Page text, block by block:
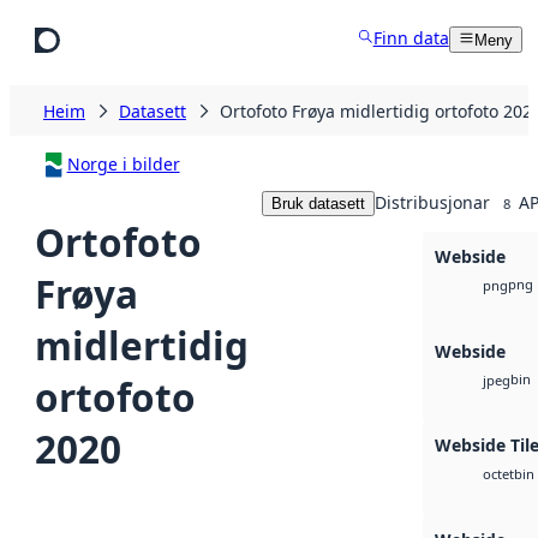
Finn data Meny
Heim Datasett Ortofoto Frøya midlertidig ortofoto
Norge i bilder
Ortofoto
Frøya
midlertidig
ortofoto
2020
Bruk datasett Distribusjonar 8
Webside
pngpng
Webside
jpegbin
Webside
octetbin